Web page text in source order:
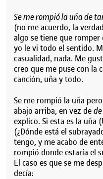
Se me rompió la uña de
(no me acuerdo, la
algo se tiene que romper
yo le vi todo el sentido.
casualidad, nada. Me
creo que me puse con la
canción, uña y todo.
Se me rompió la uña
abajo arriba, en vez de
explico. Si esta es la uña
(¿Dónde está el
tengo, y me acabo de
rompió donde estaría el
El caso es que se me
decía: